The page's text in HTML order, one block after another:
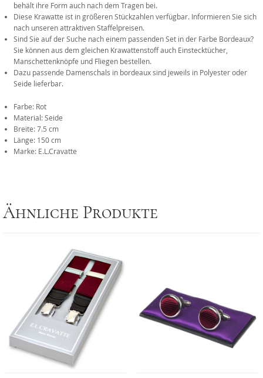
behält ihre Form auch nach dem Tragen bei.
Diese Krawatte ist in größeren Stückzahlen verfügbar. Informieren Sie sich
nach unseren attraktiven Staffelpreisen.
Sind Sie auf der Suche nach einem passenden Set in der Farbe Bordeaux?
Sie können aus dem gleichen Krawattenstoff auch Einstecktücher,
Manschettenknöpfe und Fliegen bestellen.
Dazu passende Damenschals in bordeaux sind jeweils in Polyester oder
Seide lieferbar.
Farbe: Rot
Material: Seide
Breite: 7.5 cm
Länge: 150 cm
Marke: E.L.Cravatte
Ähnliche Produkte